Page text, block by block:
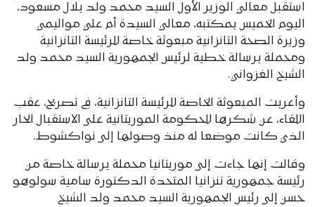
استقبل معالي الوزير الأول السيد محمد ولد بلال مسعود،
اليوم الخميس بمكتبه، معالي السيدة أم علي مواليمي
وزيرة الصحة التانزانية مبعوثة خاصة للرئيسة التانزانية
ومحملة برسالة خطية لرئيس الجمهورية السيد محمد ولد
الشيخ الغزواني.
وأعربت المبعوثة الخاصة للرئيسة التانزانية، في تصريح، عقب
اللقاء، عن شكرها للحكومة الموريتانية على الاستقبال الحار
الذي كانت موضعا له منذ وصولها إلى نواكشوط.
وقالت إنها جاءت إلى موريتانيا محملة برسالة خاصة من
رئيسة جمهورية تنزانيا المتحدة الدكتورة سامية سولوهو
حسن إلى رئيس الجمهورية السيد محمد ولد الشيخ